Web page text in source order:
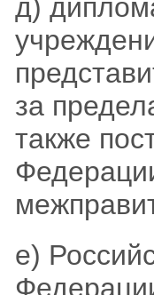
д)
за
также
е)